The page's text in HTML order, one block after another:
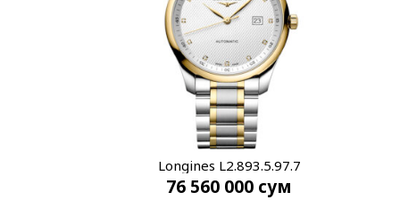
Longines L2.893.5.97.7
76 560 000 сум